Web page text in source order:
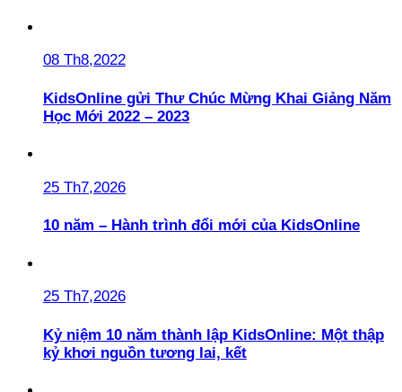
08 Th8,2022
KidsOnline gửi Thư Chúc Mừng Khai Giảng Năm
Học Mới 2022 – 2023
25 Th7,2026
10 năm – Hành trình đổi mới của KidsOnline
25 Th7,2026
Kỷ niệm 10 năm thành lập KidsOnline: Một thập
kỷ khơi nguồn tương lai, kết